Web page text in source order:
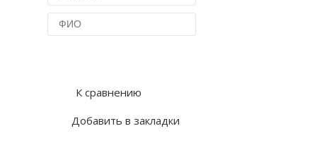
К сравнению
Добавить в закладки